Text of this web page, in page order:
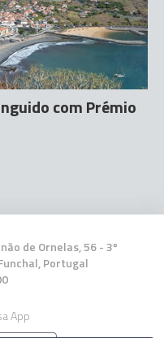
com Prémio
de Ornelas, 56 - 3º
Portugal
App